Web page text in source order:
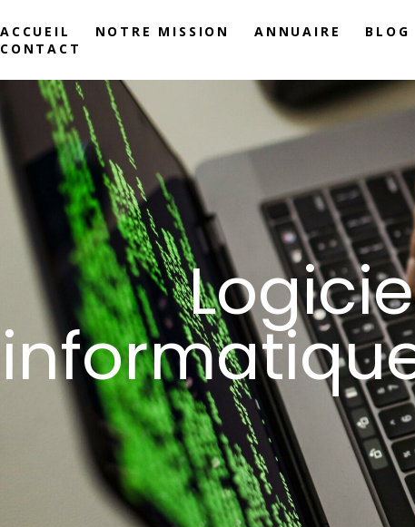
ACCUEIL NOTRE MISSION ANNUAIRE
BLOG
CONTACT